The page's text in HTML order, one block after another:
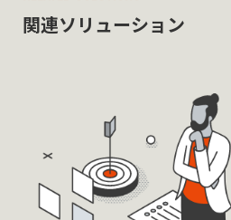
関連ソリューション